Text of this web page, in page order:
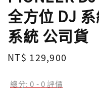
全方位 DJ
系統 公司貨
Regular
NT$ 129,900
總分:0 -0評價